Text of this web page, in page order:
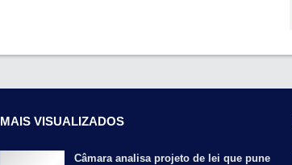
MAIS VISUALIZADOS
Câmara analisa projeto de lei que pune